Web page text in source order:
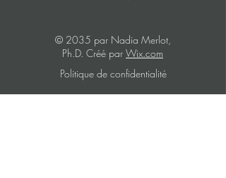
© 2035 par Nadia Merlot,
Ph.D. Créé par Wix.com
Politique de confidentialité